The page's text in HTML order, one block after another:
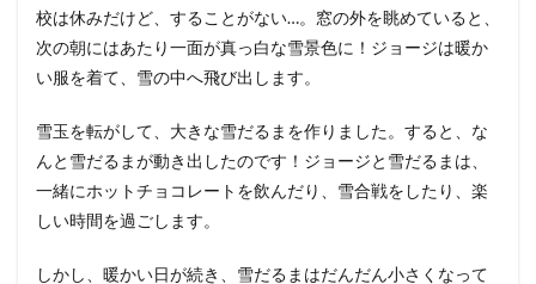
校は休みだけど、することがない…。窓の外を眺めていると、
次の朝にはあたり一面が真っ白な雪景色に！ジョージは暖か
い服を着て、雪の中へ飛び出します。
雪玉を転がして、大きな雪だるまを作りました。すると、な
んと雪だるまが動き出したのです！ジョージと雪だるまは、
一緒にホットチョコレートを飲んだり、雪合戦をしたり、楽
しい時間を過ごします。
しかし、暖かい日が続き、雪だるまはだんだん小さくなって